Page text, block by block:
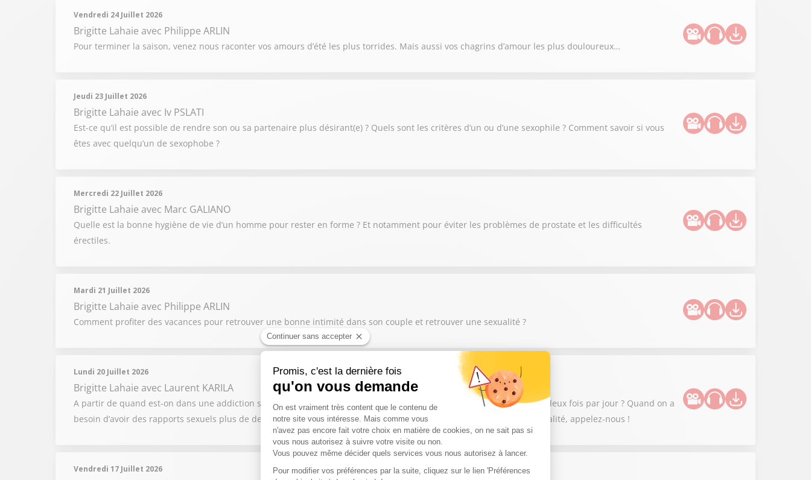
Vendredi 24 Juillet 2026
Brigitte Lahaie avec Philippe ARLIN
Pour terminer la saison, venez nous raconter vos amours d’été les plus torrides. Mais aussi vos chagrins d’amour les plus douloureux…
Jeudi 23 Juillet 2026
Brigitte Lahaie avec Iv PSLATI
Est-ce qu’il est possible de rendre son ou sa partenaire plus désirant(e) ? Quels sont les critères d’un ou d’une sexophile ? Comment savoir si vous
êtes avec quelqu’un de sexophobe ?
Mercredi 22 Juillet 2026
Brigitte Lahaie avec Marc GALIANO
Quelle est la bonne hygiène de vie d’un homme pour rester en forme ? Et notamment pour éviter les problèmes de prostate et les difficultés
érectiles.
Mardi 21 Juillet 2026
Brigitte Lahaie avec Philippe ARLIN
Comment profiter des vacances pour retrouver une bonne intimité dans son couple et retrouver une sexualité ?
Lundi 20 Juillet 2026
Brigitte Lahaie avec Laurent KARILA
A partir de quand est-on dans une addiction sexuelle ? Quand on ne pense qu’à ça ? Quand on se masturbe plus de deux fois par jour ? Quand on a
besoin d’avoir des rapports sexuels plus de deux fois par semaine ? Si vous avez un doute sur votre rapport à la sexualité, appelez-nous !
Vendredi 17 Juillet 2026